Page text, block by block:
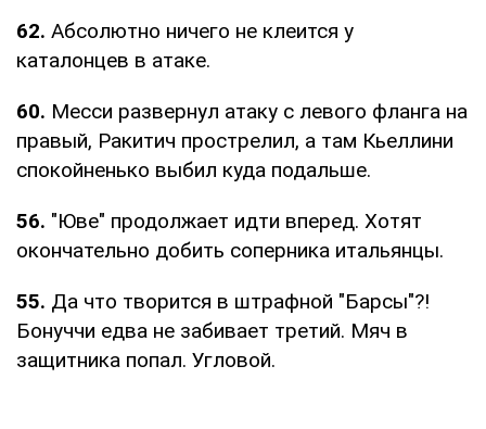
62. Абсолютно ничего не клеится у
каталонцев в атаке.
60. Месси развернул атаку с левого фланга на
правый, Ракитич прострелил, а там Кьеллини
спокойненько выбил куда подальше.
56. "Юве" продолжает идти вперед. Хотят
окончательно добить соперника итальянцы.
55. Да что творится в штрафной "Барсы"?!
Бонуччи едва не забивает третий. Мяч в
защитника попал. Угловой.